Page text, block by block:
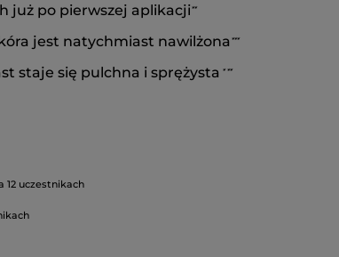
już po pierwszej aplikacji **
jest natychmiast nawilżona ***
staje się pulchna i sprężysta ***
uczestnikach